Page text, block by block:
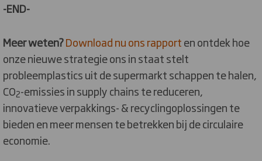
-END-
Meer weten?Download nu ons rapporten ontdek hoe
onze nieuwe strategie ons in staat stelt
probleemplastics uit de supermarkt schappen te halen,
CO2-emissies in supply chains te reduceren,
innovatieve verpakkings- & recyclingoplossingen te
bieden en meer mensen te betrekken bij de circulaire
economie.